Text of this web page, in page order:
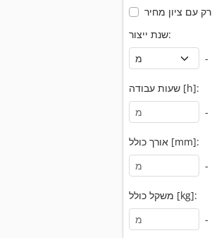
רק עם ציון מחיר
שנת ייצור:
-
שעות עבודה [h]:
-
אורך כולל [mm]:
-
משקל כולל [kg]:
-